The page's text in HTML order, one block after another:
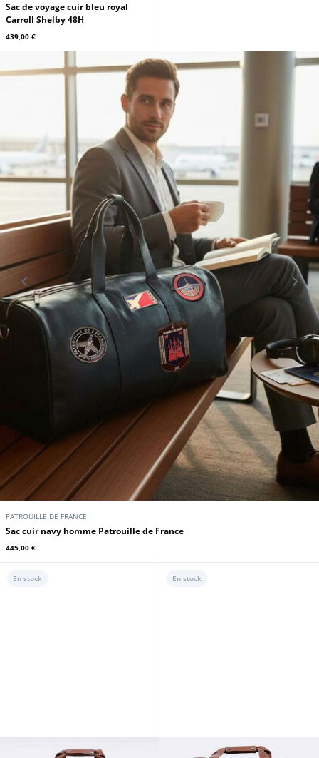
Sac de voyage cuir bleu royal
Carroll Shelby 48H
439,00 €
PATROUILLE DE FRANCE
Sac cuir navy homme Patrouille de France
445,00 €
En stock En stock